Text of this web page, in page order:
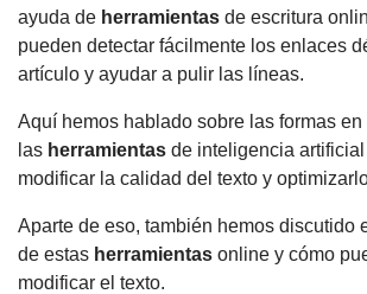
ayuda de herramientas de escritura
pueden detectar fácilmente los enlaces
artículo y ayudar a pulir las líneas.
Aquí hemos hablado sobre las formas
las herramientas de inteligencia
modificar la calidad del texto y
Aparte de eso, también hemos discutido
de estas herramientas online y cómo
modificar el texto.